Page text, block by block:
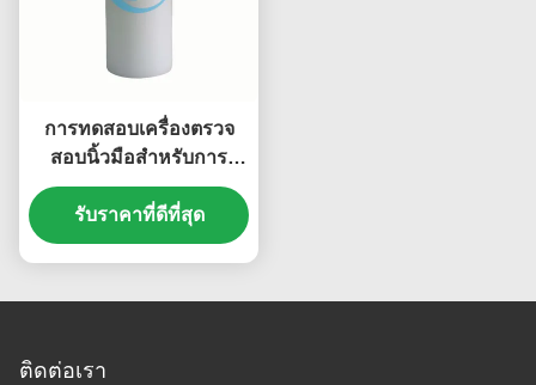
การทดสอบเครื่องตรวจ
สอบนิ้วมือสําหรับการ
ทดสอบความปลอดภัยของ
อุปกรณ์ครัวเรือน ตาม
มาตรฐาน IEC 61032
รับราคาที่ดีที่สุด
ติดต่อเรา